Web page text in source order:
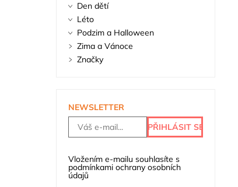
Den dětí
Léto
Podzim a Halloween
Zima a Vánoce
Značky
NEWSLETTER
Vložením e-mailu souhlasíte s
podmínkami ochrany osobních
údajů